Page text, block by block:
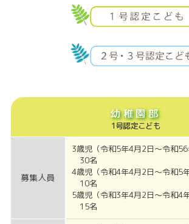
幼稚園部
1号認定こども
募集人員
3歳児（令和5年4月2日～令和56
30名
4歳児（令和4年4月2日～令和5
10名
5歳児（令和3年4月2日～令和4
15名